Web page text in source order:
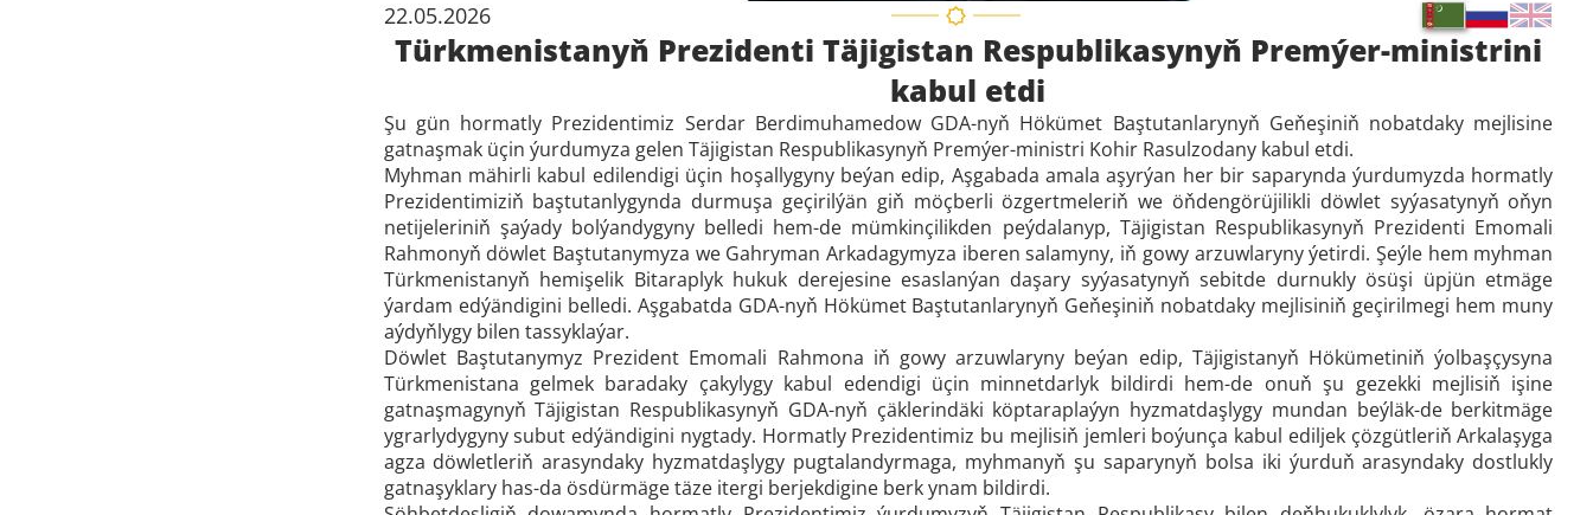
22.05.2026
Türkmenistanyň Prezidenti Täjigistan Respublikasynyň Premýer-ministrini
kabul etdi
Şu gün hormatly Prezidentimiz Serdar Berdimuhamedow GDA-nyň Hökümet Baştutanlarynyň Geňeşiniň nobatdaky mejlisine
gatnaşmak üçin ýurdumyza gelen Täjigistan Respublikasynyň Premýer-ministri Kohir Rasulzodany kabul etdi.
Myhman mähirli kabul edilendigi üçin hoşallygyny beýan edip, Aşgabada amala aşyrýan her bir saparynda ýurdumyzda hormatly
Prezidentimiziň baştutanlygynda durmuşa geçirilýän giň möçberli özgertmeleriň we öňdengörüjilikli döwlet syýasatynyň oňyn
netijeleriniň şaýady bolýandygyny belledi hem-de mümkinçilikden peýdalanyp, Täjigistan Respublikasynyň Prezidenti Emomali
Rahmonyň döwlet Baştutanymyza we Gahryman Arkadagymyza iberen salamyny, iň gowy arzuwlaryny ýetirdi. Şeýle hem myhman
Türkmenistanyň hemişelik Bitaraplyk hukuk derejesine esaslanýan daşary syýasatynyň sebitde durnukly ösüşi üpjün etmäge
ýardam edýändigini belledi. Aşgabatda GDA-nyň Hökümet Baştutanlarynyň Geňeşiniň nobatdaky mejlisiniň geçirilmegi hem muny
aýdyňlygy bilen tassyklaýar.
Döwlet Baştutanymyz Prezident Emomali Rahmona iň gowy arzuwlaryny beýan edip, Täjigistanyň Hökümetiniň ýolbaşçysyna
Türkmenistana gelmek baradaky çakylygy kabul edendigi üçin minnetdarlyk bildirdi hem-de onuň şu gezekki mejlisiň işine
gatnaşmagynyň Täjigistan Respublikasynyň GDA-nyň çäklerindäki köptaraplaýyn hyzmatdaşlygy mundan beýläk-de berkitmäge
ygrarlydygyny subut edýändigini nygtady. Hormatly Prezidentimiz bu mejlisiň jemleri boýunça kabul ediljek çözgütleriň Arkalaşyga
agza döwletleriň arasyndaky hyzmatdaşlygy pugtalandyrmaga, myhmanyň şu saparynyň bolsa iki ýurduň arasyndaky dostlukly
gatnaşyklary has-da ösdürmäge täze itergi berjekdigine berk ynam bildirdi.